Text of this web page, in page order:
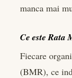
manca mai
Ce este Rata
Fiecare
(BMR), ce